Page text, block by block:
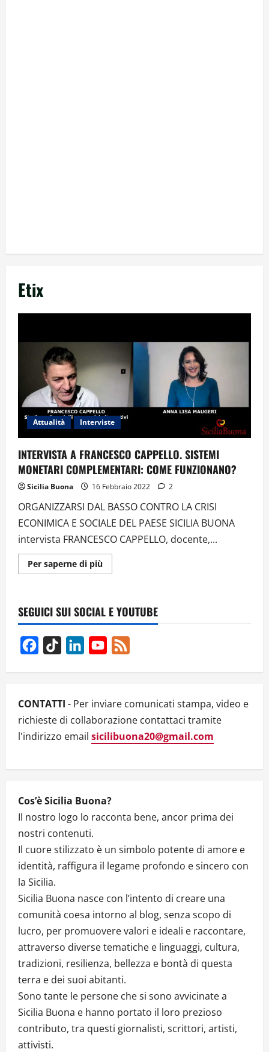
Etix
Attualità Interviste
INTERVISTA A FRANCESCO CAPPELLO. SISTEMI
MONETARI COMPLEMENTARI: COME FUNZIONANO?
Sicilia Buona 16 Febbraio 2022 2
ORGANIZZARSI DAL BASSO CONTRO LA CRISI
ECONIMICA E SOCIALE DEL PAESE SICILIA BUONA
intervista FRANCESCO CAPPELLO, docente,...
Per saperne di piùUlteriori
informazioni
FRANCESCO
CAPPELLO.
SISTEMI
COMPLEMENTARI:
COME
FUNZIONANO?
SEGUICI SUI SOCIAL E YOUTUBE
Facebook
TikTok LinkedInYouTube
CONTATTI - Per inviare comunicati stampa, video e
richieste di collaborazione contattaci tramite
l'indirizzo email sicilibuona20@gmail.com
Cos’è Sicilia Buona?
Il nostro logo lo racconta bene, ancor prima dei
nostri contenuti.
Il cuore stilizzato è un simbolo potente di amore e
identità, raffigura il legame profondo e sincero con
la Sicilia.
Sicilia Buona nasce con l’intento di creare una
comunità coesa intorno al blog, senza scopo di
lucro, per promuovere valori e ideali e raccontare,
attraverso diverse tematiche e linguaggi, cultura,
tradizioni, resilienza, bellezza e bontà di questa
terra e dei suoi abitanti.
Sono tante le persone che si sono avvicinate a
Sicilia Buona e hanno portato il loro prezioso
contributo, tra questi giornalisti, scrittori, artisti,
attivisti.